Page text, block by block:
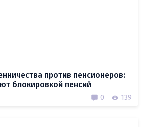
против пенсионеров:
блокировкой пенсий
0 139